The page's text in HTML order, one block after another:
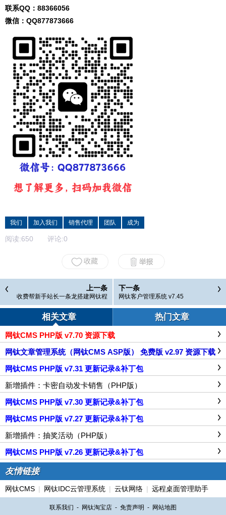
联系QQ： 88366056
微信：QQ877873666
我们 加入我们 销售代理 团队 成为
阅读:650 评论:0
上一条
收费帮新手站长一条龙搭建网钛程
下一条
网钛客户管理系统 v7.45
相关文章 热门文章
网钛CMS PHP版 v7.70 资源下载
网钛文章管理系统（网钛CMS ASP版） 免费版 v2.97 资源下载
网钛CMS PHP版 v7.31 更新记录&补丁包
新增插件：卡密自动发卡销售（PHP版）
网钛CMS PHP版 v7.30 更新记录&补丁包
网钛CMS PHP版 v7.27 更新记录&补丁包
新增插件：抽奖活动（PHP版）
网钛CMS PHP版 v7.26 更新记录&补丁包
友情链接
网钛CMS | 网钛IDC云管理系统 | 云钛网络 | 远程桌面管理助手
联系我们 - 网钛淘宝店 - 免责声明 - 网站地图